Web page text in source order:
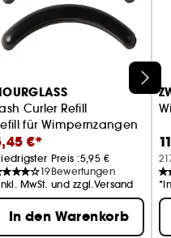
Curler Refill
für Wimpernzangen
€*
Preis :5,95 €
19Bewertungen
MwSt. und zzgl.Versand
In den Warenkorb